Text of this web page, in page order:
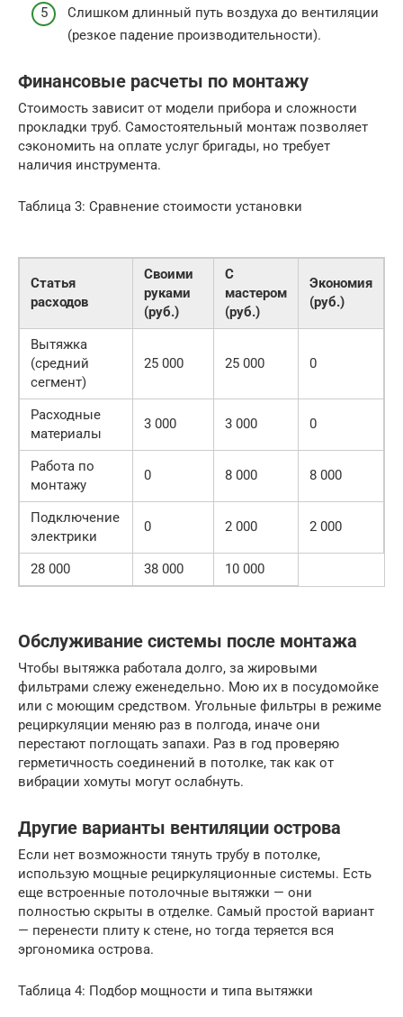
Слишком длинный путь воздуха до вентиляции
(резкое падение производительности).
Финансовые расчеты по монтажу
Стоимость зависит от модели прибора и сложности
прокладки труб. Самостоятельный монтаж позволяет
сэкономить на оплате услуг бригады, но требует
наличия инструмента.
Таблица 3: Сравнение стоимости установки
Статья
расходов
Своими
руками
(руб.)
С
мастером
(руб.)
Экономия
(руб.)
Вытяжка
(средний
сегмент)
25 000 25 000 0
Расходные
материалы
3 000 3 000 0
Работа по
монтажу
0 8 000 8 000
Подключение
электрики
0 2 000 2 000
28 000 38 000 10 000
Обслуживание системы после монтажа
Чтобы вытяжка работала долго, за жировыми
фильтрами слежу еженедельно. Мою их в посудомойке
или с моющим средством. Угольные фильтры в режиме
рециркуляции меняю раз в полгода, иначе они
перестают поглощать запахи. Раз в год проверяю
герметичность соединений в потолке, так как от
вибрации хомуты могут ослабнуть.
Другие варианты вентиляции острова
Если нет возможности тянуть трубу в потолке,
использую мощные рециркуляционные системы. Есть
еще встроенные потолочные вытяжки — они
полностью скрыты в отделке. Самый простой вариант
— перенести плиту к стене, но тогда теряется вся
эргономика острова.
Таблица 4: Подбор мощности и типа вытяжки